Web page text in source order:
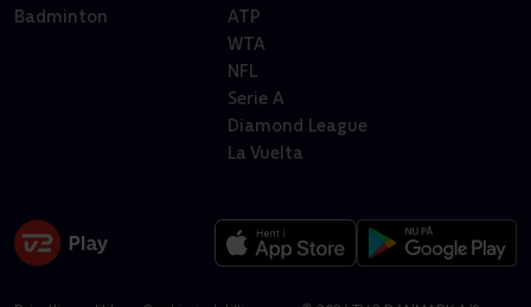
Badminton
ATP
WTA
NFL
Serie A
Diamond League
La Vuelta